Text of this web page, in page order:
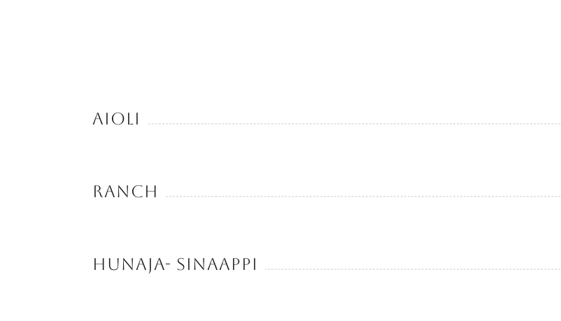
Aioli
Ranch
Hunaja- sinaappi